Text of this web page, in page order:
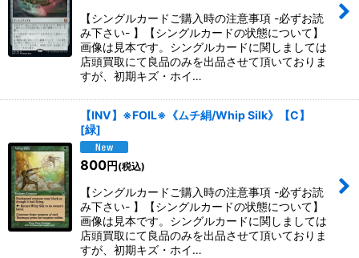
【シングルカードご購入時の注意事項 -必ずお読
み下さい- 】【シングルカードの状態について】
画像は見本です。シングルカードに関しましては
店頭買取にて良品のみを出品させて頂いておりま
すが、初期キズ・ホイ…
【INV】※FOIL※《ムチ絹/Whip Silk》【C】
[緑]
800円 (税込)
【シングルカードご購入時の注意事項 -必ずお読
み下さい- 】【シングルカードの状態について】
画像は見本です。シングルカードに関しましては
店頭買取にて良品のみを出品させて頂いておりま
すが、初期キズ・ホイ…